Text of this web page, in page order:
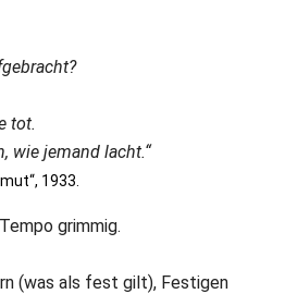
tot.
wie jemand lacht.“
1933.
grimmig.
(was als fest gilt), Festigen